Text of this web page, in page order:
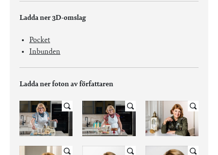
Ladda ner 3D-omslag
Pocket
Inbunden
Ladda ner foton av författaren